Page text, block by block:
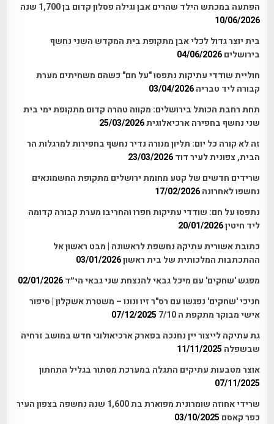
הפתעה במכתש הילד שהרים אבן וגילה פסלון קדום בן 1,700 שנה
10/06/2026
בית יוצר גדול לכלי אבן מתקופת בית המקדש השני נחשף
בירושלים 04/06/2026
חוליית שודדי עתיקות נתפסו "על חם" כשהם משחיתים מערת
קבורה ליד טבריה 03/04/2026
תחת רחבת הכותל בירושלים: מקווה טהרה קדום מתקופת ימי בית
שני נחשף בחפירה ארכיאלוגית25/03/2026
זה לא קורה כל יום: תליון מנורה נדיר נחשף בחפירות למרגלות הר
הבית, צפונית לעיר דוד 23/03/2026
שרידים חדשים של קטע מחומת ירושלים מתקופת החשמונאים
נחשפו לאחרונה 17/02/2026
נתפסו על חם: שודדי עתיקות חפרו והחריבו מערת קבורה קדומה
ליד חיטין20/01/2026
כתובת אשורית עתיקה נחשפת לראשונה | מבט ראשון אל
ההתכתבות המלכותית של בית ראשון03/01/2026
מפגש 'שחקים' עם מיכל גבאי להנצחת שני גבאי הי״ד 02/01/2026
חניכי 'שחקים' נפגשו עם רס"ר זיו ונונו – משטרת אשקלון | סיפור
אישי מבוקר מתקפת ה 7/10
07/12/2025
גת עתיקה לייצור יין נחנכה בפארק ארכיאולוגי חדש במושב זרחיה
שבשפלה 11/11/2025
אוצר מטבעות עתיקים התגלה במערכת מסתור בגליל התחתון
07/11/2025
שרידי אחוזה שומרונית מפוארת בת 1,600 שנה נחשפה בצפון העיר
כפר קאסם 03/10/2025